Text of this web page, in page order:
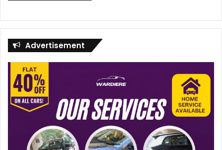
Advertisement